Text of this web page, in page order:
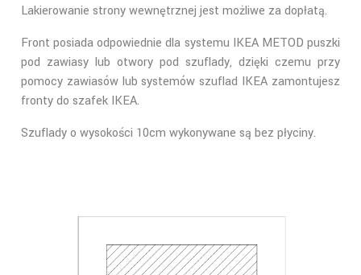
Lakierowanie strony wewnętrznej jest możliwe za dopłatą.
Front posiada odpowiednie dla systemu IKEA METOD puszki
pod zawiasy lub otwory pod szuflady, dzięki czemu przy
pomocy zawiasów lub systemów szuflad IKEA zamontujesz
fronty do szafek IKEA.
Szuflady o wysokości 10cm wykonywane są bez płyciny.